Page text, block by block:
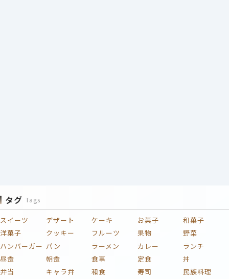
タグ Tags
スイーツ デザート ケーキ お菓子
和菓子
洋菓子
クッキー フルーツ 果物
野菜
ハンバーガー パン ラーメン カレー
ランチ
昼食
朝食 食事 定食
丼
弁当
キャラ弁 和食 寿司
民族料理